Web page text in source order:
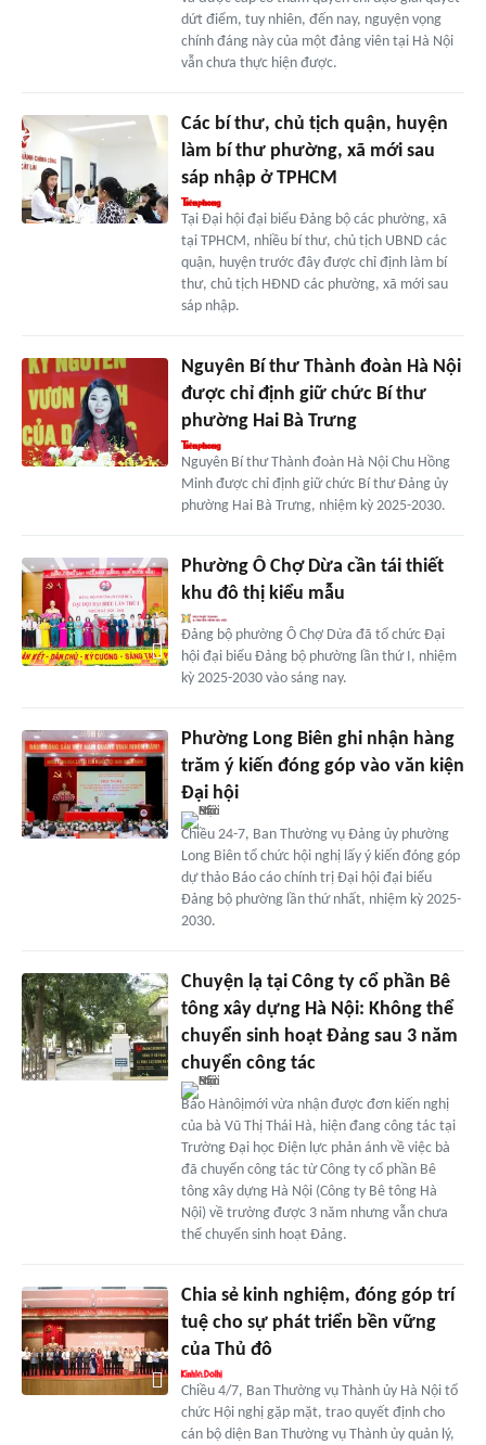
dứt điểm, tuy nhiên, đến nay, nguyện vọng
chính đáng này của một đảng viên tại Hà Nội
vẫn chưa thực hiện được.
Các bí thư, chủ tịch quận, huyện
làm bí thư phường, xã mới sau
sáp nhập ở TPHCM
Tại Đại hội đại biểu Đảng bộ các phường, xã
tại TPHCM, nhiều bí thư, chủ tịch UBND các
quận, huyện trước đây được chỉ định làm bí
thư, chủ tịch HĐND các phường, xã mới sau
sáp nhập.
Nguyên Bí thư Thành đoàn Hà Nội
được chỉ định giữ chức Bí thư
phường Hai Bà Trưng
Nguyên Bí thư Thành đoàn Hà Nội Chu Hồng
Minh được chỉ định giữ chức Bí thư Đảng ủy
phường Hai Bà Trưng, nhiệm kỳ 2025-2030.
Phường Ô Chợ Dừa cần tái thiết
khu đô thị kiểu mẫu
Đảng bộ phường Ô Chợ Dừa đã tổ chức Đại
hội đại biểu Đảng bộ phường lần thứ I, nhiệm
kỳ 2025-2030 vào sáng nay.
Phường Long Biên ghi nhận hàng
trăm ý kiến đóng góp vào văn kiện
Đại hội
Chiều 24-7, Ban Thường vụ Đảng ủy phường
Long Biên tổ chức hội nghị lấy ý kiến đóng góp
dự thảo Báo cáo chính trị Đại hội đại biểu
Đảng bộ phường lần thứ nhất, nhiệm kỳ 2025-
2030.
Chuyện lạ tại Công ty cổ phần Bê
tông xây dựng Hà Nội: Không thể
chuyển sinh hoạt Đảng sau 3 năm
chuyển công tác
Báo Hànôịmới vừa nhận được đơn kiến nghị
của bà Vũ Thị Thái Hà, hiện đang công tác tại
Trường Đại học Điện lực phản ánh về việc bà
đã chuyển công tác từ Công ty cổ phần Bê
tông xây dựng Hà Nội (Công ty Bê tông Hà
Nội) về trường được 3 năm nhưng vẫn chưa
thể chuyển sinh hoạt Đảng.
Chia sẻ kinh nghiệm, đóng góp trí
tuệ cho sự phát triển bền vững
của Thủ đô
Chiều 4/7, Ban Thường vụ Thành ủy Hà Nội tổ
chức Hội nghị gặp mặt, trao quyết định cho
cán bộ diện Ban Thường vụ Thành ủy quản lý,